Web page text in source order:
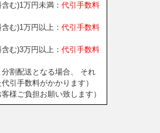
む)1万円未満： 代引手数料
む)1万円以上： 代引手数料
む)3万円以上： 代引手数料
割配送となる場合、 それ
引手数料がかかります）
様ご負担お願い致します）